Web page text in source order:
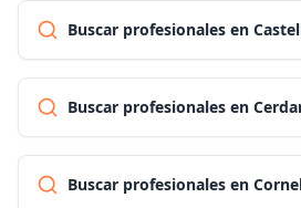
Buscar profesionales en
Buscar profesionales en
Buscar profesionales en